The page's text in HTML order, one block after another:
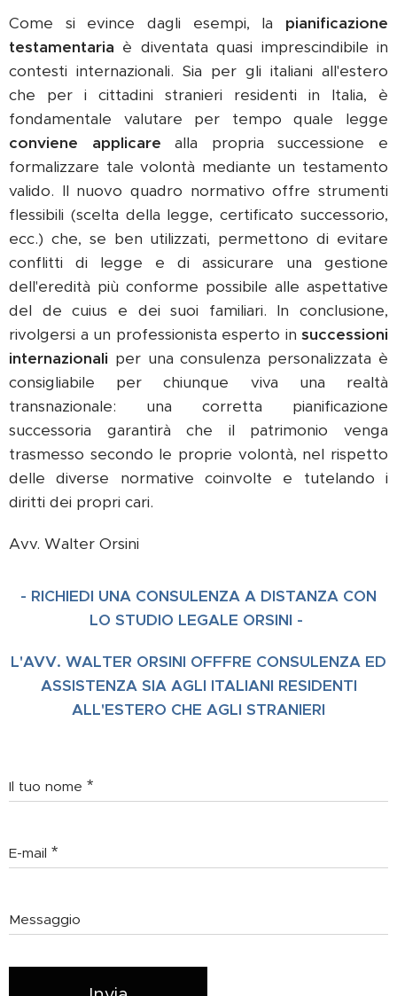
Come si evince dagli esempi, la pianificazione
testamentaria è diventata quasi imprescindibile in
contesti internazionali. Sia per gli italiani all'estero
che per i cittadini stranieri residenti in Italia, è
fondamentale valutare per tempo quale legge
conviene applicare alla propria successione e
formalizzare tale volontà mediante un testamento
valido. Il nuovo quadro normativo offre strumenti
flessibili (scelta della legge, certificato successorio,
ecc.) che, se ben utilizzati, permettono di evitare
conflitti di legge e di assicurare una gestione
dell'eredità più conforme possibile alle aspettative
del de cuius e dei suoi familiari. In conclusione,
rivolgersi a un professionista esperto in successioni
internazionali per una consulenza personalizzata è
consigliabile per chiunque viva una realtà
transnazionale: una corretta pianificazione
successoria garantirà che il patrimonio venga
trasmesso secondo le proprie volontà, nel rispetto
delle diverse normative coinvolte e tutelando i
diritti dei propri cari.
Avv. Walter Orsini
- RICHIEDI UNA CONSULENZA A DISTANZA CON
LO STUDIO LEGALE ORSINI -
L'AVV. WALTER ORSINI OFFFRE CONSULENZA ED
ASSISTENZA SIA AGLI ITALIANI RESIDENTI
ALL'ESTERO CHE AGLI STRANIERI
Il tuo nome
E-mail
Messaggio